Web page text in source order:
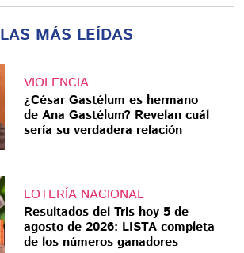
LAS MÁS LEÍDAS
VIOLENCIA
¿César Gastélum es hermano
de Ana Gastélum? Revelan cuál
sería su verdadera relación
LOTERÍA NACIONAL
Resultados del Tris hoy 5 de
agosto de 2026: LISTA completa
de los números ganadores